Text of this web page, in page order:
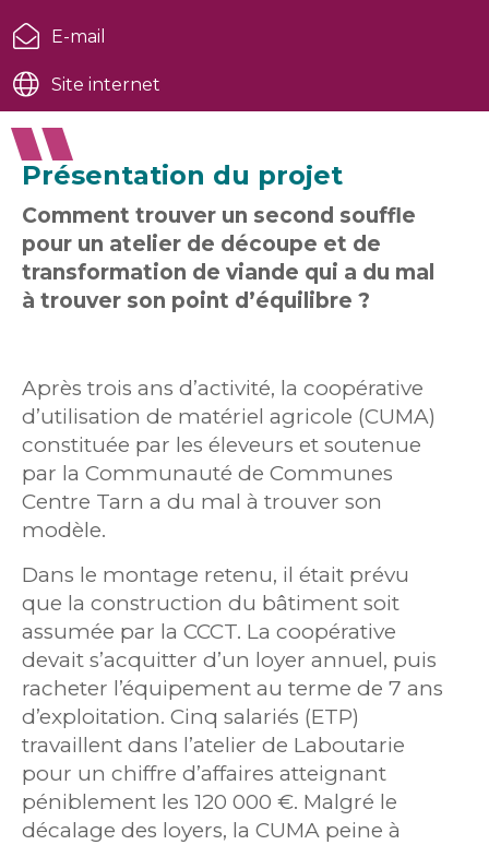
E-mail
Site internet
Présentation du projet
Comment trouver un second souffle
pour un atelier de découpe et de
transformation de viande qui a du mal
à trouver son point d’équilibre ?
Après trois ans d’activité, la coopérative
d’utilisation de matériel agricole (CUMA)
constituée par les éleveurs et soutenue
par la Communauté de Communes
Centre Tarn a du mal à trouver son
modèle.
Dans le montage retenu, il était prévu
que la construction du bâtiment soit
assumée par la CCCT. La coopérative
devait s’acquitter d’un loyer annuel, puis
racheter l’équipement au terme de 7 ans
d’exploitation. Cinq salariés (ETP)
travaillent dans l’atelier de Laboutarie
pour un chiffre d’affaires atteignant
péniblement les 120 000 €. Malgré le
décalage des loyers, la CUMA peine à